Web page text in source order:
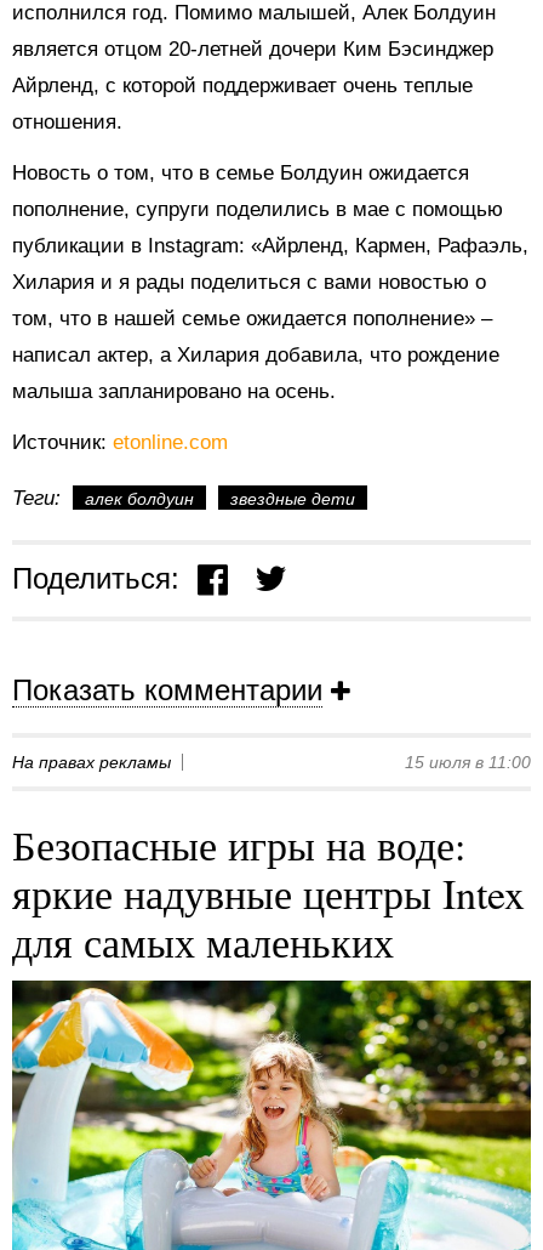
исполнился год. Помимо малышей, Алек Болдуин
является отцом 20-летней дочери Ким Бэсинджер
Айрленд, с которой поддерживает очень теплые
отношения.
Новость о том, что в семье Болдуин ожидается
пополнение, супруги поделились в мае с помощью
публикации в Instagram: «Айрленд, Кармен, Рафаэль,
Хилария и я рады поделиться с вами новостью о
том, что в нашей семье ожидается пополнение» –
написал актер, а Хилария добавила, что рождение
малыша запланировано на осень.
Источник: etonline.com
Теги: алек болдуин звездные дети
Поделиться:
Показать комментарии
На правах рекламы 15 июля в 11:00
Безопасные игры на воде:
яркие надувные центры Intex
для самых маленьких